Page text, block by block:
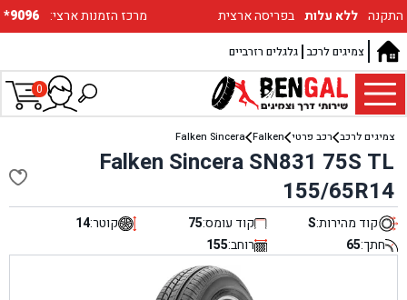
*9096 :מרכז הזמנות ארצי התקנה ללא עלות בפריסה ארצית
גלגלים רזרביים צמיגים לרכב
0
צמיגים לרכב רכב פרטי Falken
Falken Sincera
Falken Sincera SN831 75S TL
155/65R14
קוד מהירות:S קוד עומס:75 קוטר:14
חתך:65 רוחב:155